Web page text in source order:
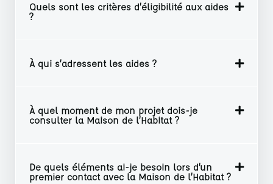
Quels sont les critères d’éligibilité aux aides
?
À qui s’adressent les aides ?
À quel moment de mon projet dois-je
consulter la Maison de l’Habitat ?
De quels éléments ai-je besoin lors d’un
premier contact avec la Maison de l’Habitat ?